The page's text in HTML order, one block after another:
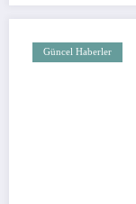
Güncel Haberler